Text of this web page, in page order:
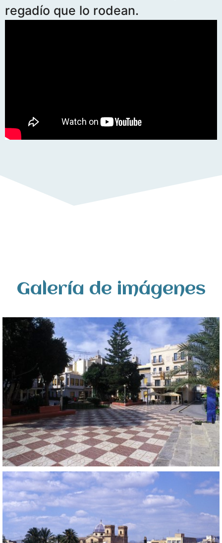
regadío que lo rodean.
Galería de imágenes